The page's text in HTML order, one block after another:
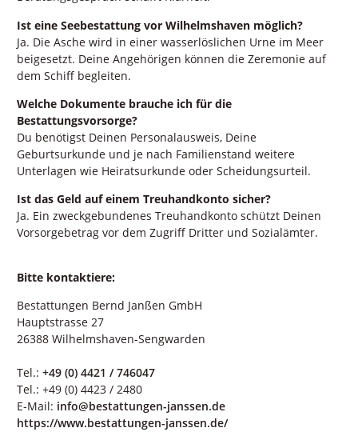
Ist eine Seebestattung vor Wilhelmshaven möglich?
Ja. Die Asche wird in einer wasserlöslichen Urne im Meer
beigesetzt. Deine Angehörigen können die Zeremonie auf
dem Schiff begleiten.
Welche Dokumente brauche ich für die
Bestattungsvorsorge?
Du benötigst Deinen Personalausweis, Deine
Geburtsurkunde und je nach Familienstand weitere
Unterlagen wie Heiratsurkunde oder Scheidungsurteil.
Ist das Geld auf einem Treuhandkonto sicher?
Ja. Ein zweckgebundenes Treuhandkonto schützt Deinen
Vorsorgebetrag vor dem Zugriff Dritter und Sozialämter.
Bitte kontaktiere:
Bestattungen Bernd Janßen GmbH
Hauptstrasse 27
26388 Wilhelmshaven-Sengwarden
Tel.: +49 (0) 4421 / 746047
Tel.: +49 (0) 4423 / 2480
E-Mail: info@bestattungen-janssen.de
https://www.bestattungen-janssen.de/